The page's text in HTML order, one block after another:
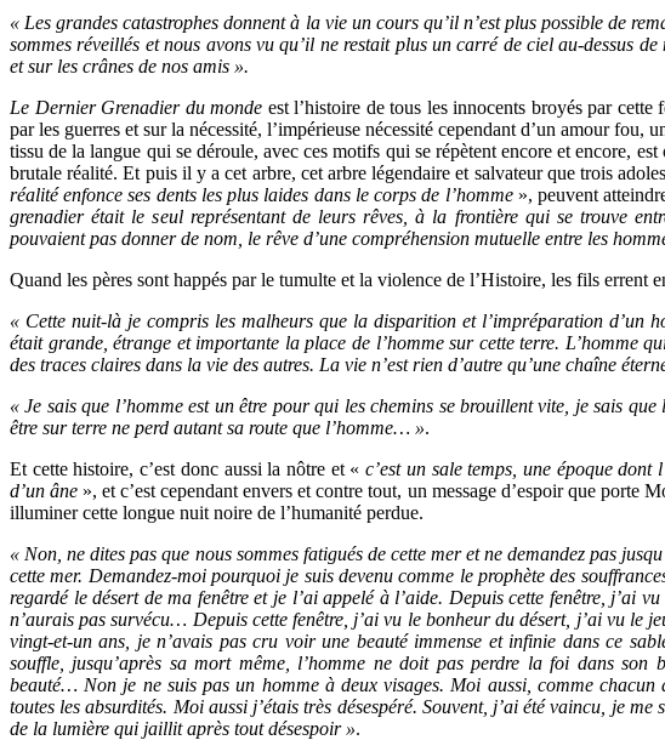
« Les grandes catastrophes donnent à la vie un cours qu’il n’est plus possible de
sommes réveillés et nous avons vu qu’il ne restait plus un carré de ciel au-dessus
et sur les crânes de nos amis ».
Le Dernier Grenadier du monde est l’histoire de tous les innocents broyés par cette
par les guerres et sur la nécessité, l’impérieuse nécessité cependant d’un amour fou,
tissu de la langue qui se déroule, avec ces motifs qui se répètent encore et encore,
brutale réalité. Et puis il y a cet arbre, cet arbre légendaire et salvateur que trois
réalité enfonce ses dents les plus laides dans le corps de l’homme», peuvent
grenadier était le seul représentant de leurs rêves, à la frontière qui se trouve
pouvaient pas donner de nom, le rêve d’une compréhension mutuelle entre les
Quand les pères sont happés par le tumulte et la violence de l’Histoire, les fils errent
« Cette nuit-là je compris les malheurs que la disparition et l’impréparation d’un
était grande, étrange et importante la place de l’homme sur cette terre. L’homme
des traces claires dans la vie des autres. La vie n’est rien d’autre qu’une chaîne
« Je sais que l’homme est un être pour qui les chemins se brouillent vite, je sais
être sur terre ne perd autant sa route que l’homme… ».
Et cette histoire, c’est donc aussi la nôtre et «c’est un sale temps, une époque dont
d’un âne », et c’est cependant envers et contre tout, un message d’espoir que porte
illuminer cette longue nuit noire de l’humanité perdue.
« Non, ne dites pas que nous sommes fatigués de cette mer et ne demandez pas
cette mer. Demandez-moi pourquoi je suis devenu comme le prophète des
regardé le désert de ma fenêtre et je l’ai appelé à l’aide. Depuis cette fenêtre, j’ai
n’aurais pas survécu… Depuis cette fenêtre, j’ai vu le bonheur du désert, j’ai vu le
vingt-et-un ans, je n’avais pas cru voir une beauté immense et infinie dans ce
souffle, jusqu’après sa mort même, l’homme ne doit pas perdre la foi dans
beauté… Non je ne suis pas un homme à deux visages. Moi aussi, comme
toutes les absurdités. Moi aussi j’étais très désespéré. Souvent, j’ai été vaincu, je
de la lumière qui jaillit après tout désespoir ».